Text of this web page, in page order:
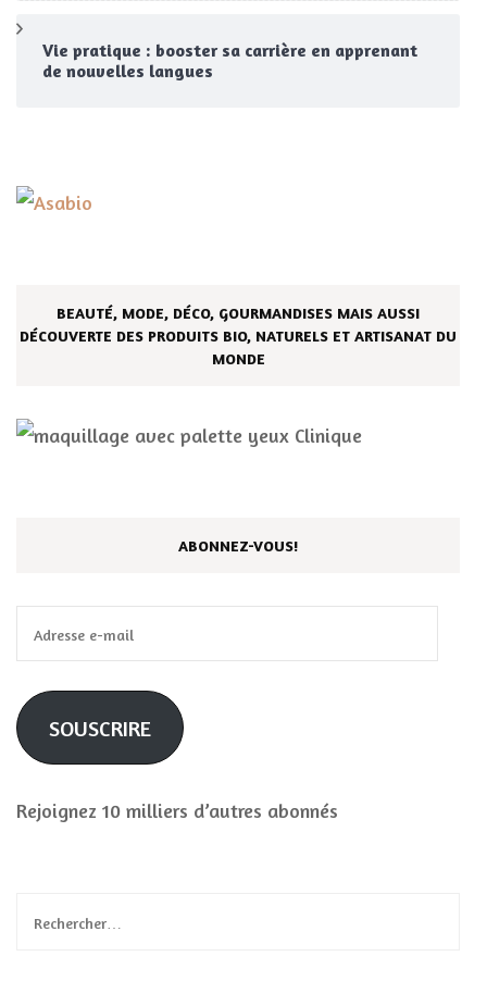
Vie pratique : booster sa carrière en apprenant
de nouvelles langues
BEAUTÉ, MODE, DÉCO, GOURMANDISES MAIS AUSSI
DÉCOUVERTE DES PRODUITS BIO, NATURELS ET ARTISANAT DU
MONDE
ABONNEZ-VOUS!
e-
mail
SOUSCRIRE
Rejoignez 10 milliers d’autres abonnés
Rechercher :